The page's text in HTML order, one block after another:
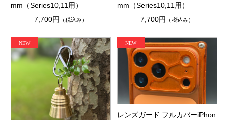
mm（Series10,11用）
7,700円
（税込み）
mm（Series10,11用）
7,700円
（税込み）
レンズガード フルカバーiPhon